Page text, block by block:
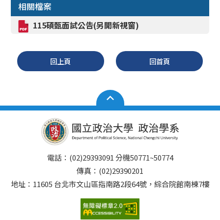
相關檔案
115碩甄面試公告(另開新視窗)
回上頁 回首頁
電話：(02)29393091 分機50771~50774
傳真：(02)29390201
地址：11605 台北市文山區指南路2段64號，綜合院館南棟7樓